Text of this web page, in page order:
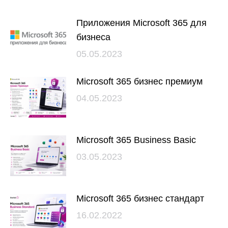
Приложения Microsoft 365 для
бизнеса
05.05.2023
Microsoft 365 бизнес премиум
04.05.2023
Microsoft 365 Business Basic
03.05.2023
Microsoft 365 бизнес стандарт
16.02.2022